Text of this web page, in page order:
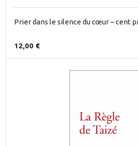
Prier dans le silence du cœur – cent
12,00 €